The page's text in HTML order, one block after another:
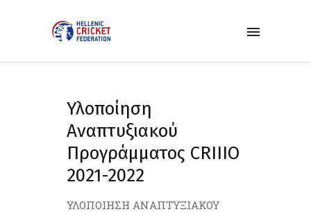
Υλοποίηση
Αναπτυξιακού
Προγράμματος CRIIIO
2021-2022
ΥΛΟΠΟΙΗΣΗ ΑΝΑΠΤΥΞΙΑΚΟΥ